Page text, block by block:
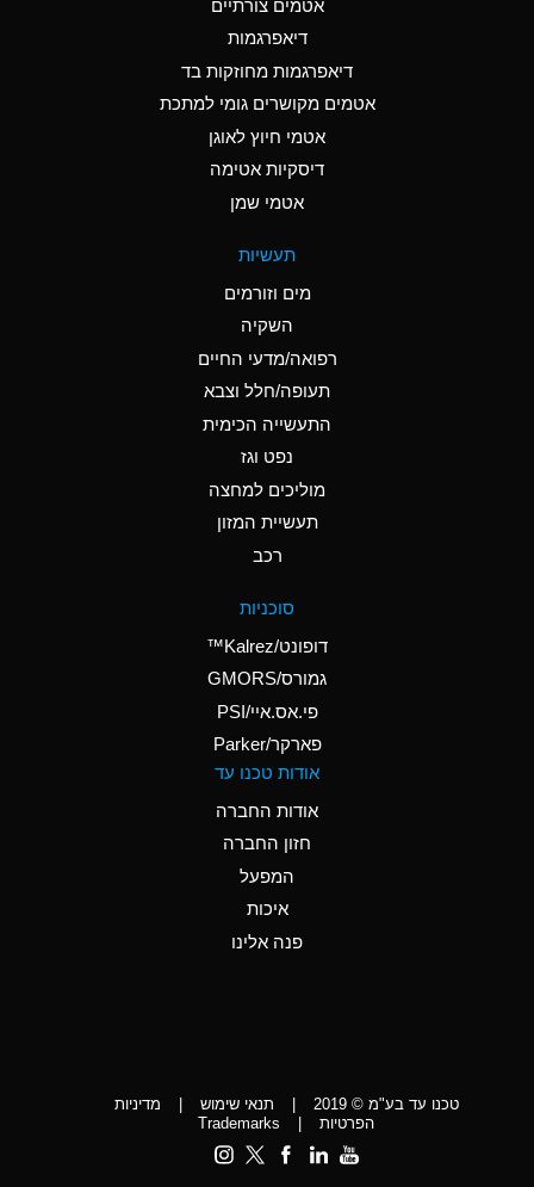
Ammonia Anhydrous
C
Ammonia Gas (cold)
A
Ammonia Gas (hot)
Ammonium Hydroxide
A
Ammonium Nitrate
Ammonium Nitrite
Ammonium Persulfate
Ammonium Phosphate
A
Ammonium Sulfate
*
Amyl Acetate (Banana
Aniline
D
Aniline Dyes
C
אטמים צורתיים
דיאפרגמות
דיאפרגמות מחוזקות בד
אטמים מקושרים גומי למתכת
אטמי חיוץ לאוגן
דיסקיות אטימה
אטמי שמן
תעשיות
מים וזורמים
השקיה
רפואה/מדעי החיים
תעופה/חלל וצבא
התעשייה הכימית
נפט וגז
מוליכים למחצה
תעשיית המזון
רכב
סוכניות
דופונט/Kalrez™
גמורס/GMORS
פי.אס.איי/PSI
פארקר/Parker
אודות טכנו עד
אודות החברה
חזון החברה
המפעל
איכות
פנה אלינו
טכנו עד בע"מ © 2019 | תנאי שימוש |
מדיניות
הפרטיות
|
Trademarks